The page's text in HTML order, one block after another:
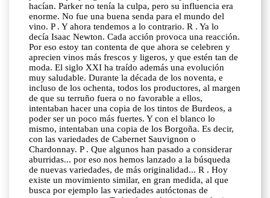
hacían. Parker no tenía la culpa, pero su influencia era
enorme. No fue una buena senda para el mundo del
vino. P . Y ahora tendemos a lo contrario. R . Ya lo
decía Isaac Newton. Cada acción provoca una reacción.
Por eso estoy tan contenta de que ahora se celebren y
aprecien vinos más frescos y ligeros, y que estén tan de
moda. El siglo XXI ha traído además una evolución
muy saludable. Durante la década de los noventa, e
incluso de los ochenta, todos los productores, al margen
de que su terruño fuera o no favorable a ellos,
intentaban hacer una copia de los tintos de Burdeos, a
poder ser un poco más fuertes. Y con el blanco lo
mismo, intentaban una copia de los Borgoña. Es decir,
con las variedades de Cabernet Sauvignon o
Chardonnay. P . Que algunos han pasado a considerar
aburridas... por eso nos hemos lanzado a la búsqueda
de nuevas variedades, de más originalidad... R . Hoy
existe un movimiento similar, en gran medida, al que
busca por ejemplo las variedades autóctonas de